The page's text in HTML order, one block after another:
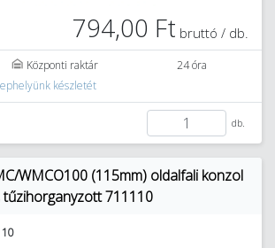
794,00 Ft bruttó / db.
Központi raktár
24 óra
készletét
db.
WMCO100 (115mm) oldalfali konzol
tűzihorganyzott 711110